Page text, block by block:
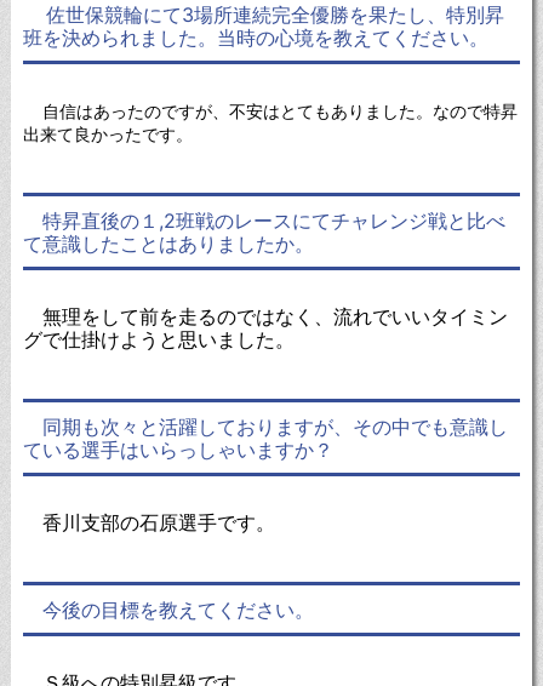
佐世保競輪にて3場所連続完全優勝を果たし、特別昇
班を決められました。当時の心境を教えてください。
自信はあったのですが、不安はとてもありました。なので特昇
出来て良かったです。
特昇直後の１,2班戦のレースにてチャレンジ戦と比べ
て意識したことはありましたか。
無理をして前を走るのではなく、流れでいいタイミン
グで仕掛けようと思いました。
同期も次々と活躍しておりますが、その中でも意識し
ている選手はいらっしゃいますか？
香川支部の石原選手です。
今後の目標を教えてください。